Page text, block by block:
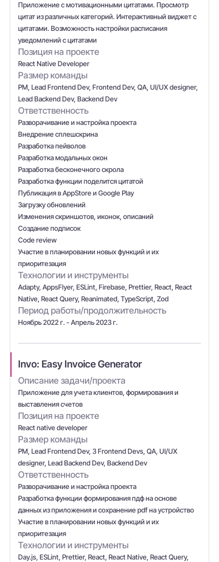
Приложение с мотивационными цитатами. Просмотр
цитат из различных категорий. Интерактивный виджет с
цитатами. Возможность настройки расписания
уведомлений с цитатами
Позиция на проекте
React Native Developer
Размер команды
PM, Lead Frontend Dev, Frontend Dev, QA, UI/UX designer,
Lead Backend Dev, Backend Dev
Ответственность
Разворачивание и настройка проекта
Внедрение сплешскрина
Разработка пейволов
Разработка модальных окон
Разработка бесконечного скрола
Разработка функции поделится цитатой
Публикация в AppStore и Google Play
Загрузку обновлений
Изменения скриншотов, иконок, описаний
Создание подписок
Code review
Участие в планировании новых функций и их
приоритезация
Технологии и инструменты
Adapty, AppsFlyer, ESLint, Firebase, Prettier, React, React
Native, React Query, Reanimated, TypeScript, Zod
Период работы/продолжительность
Ноябрь 2022 г. - Апрель 2023 г.
Invo: Easy Invoice Generator
Описание задачи/проекта
Приложение для учета клиентов, формирования и
выставления счетов
Позиция на проекте
React native developer
Размер команды
PM, Lead Frontend Dev, 3 Frontend Devs, QA, UI/UX
designer, Lead Backend Dev, Backend Dev
Ответственность
Разворачивание и настройка проекта
Разработка функции формирования пдф на основе
данных из приложения и сохранение pdf на устройство
Участие в планировании новых функций и их
приоритезация
Технологии и инструменты
Day.js, ESLint, Prettier, React, React Native, React Query,